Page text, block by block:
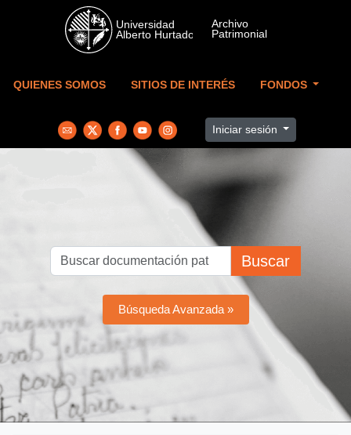
Skip to main content
QUIENES SOMOS SITIOS DE INTERÉS FONDOS
Iniciar sesión
Buscar
Búsqueda Avanzada »